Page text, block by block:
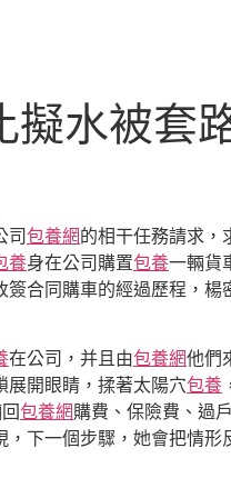
水被套
司包養網的相干任務請求，
養身在公司購置包養一輛貨
合同購車的經過歷程，
在公司，并且由包養網他們
展開眼睛，揉著太陽穴包養
包養網購費、保險費、過
，下一個步驟，她會把情形